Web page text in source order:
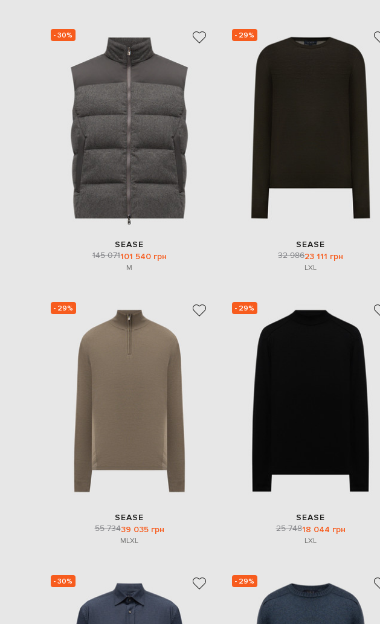
- 30%
SEASE
145 071101 540 грн
M
- 29%
SEASE
32 98623 111 грн
LXL
- 29%
SEASE
55 73439 035 грн
MLXL
- 29%
SEASE
25 74818 044 грн
LXL
- 30% - 29%